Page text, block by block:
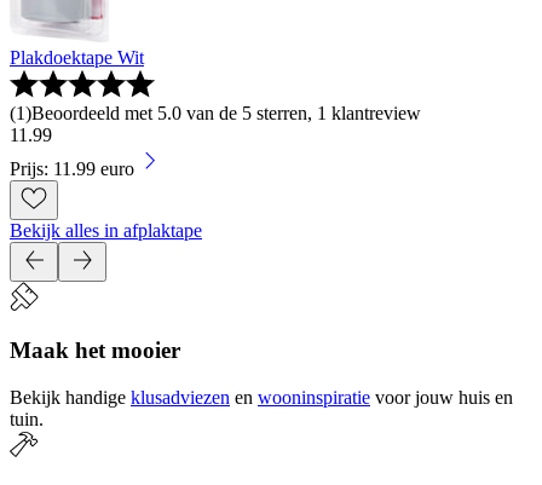
Plakdoektape Wit
(1)Beoordeeld met 5.0 van de 5 sterren, 1 klantreview
11 .99
Prijs: 11.99 euro
Bekijk alles in afplaktape
Maak het mooier
Bekijk handige klusadviezen en wooninspiratie voor jouw huis en
tuin.